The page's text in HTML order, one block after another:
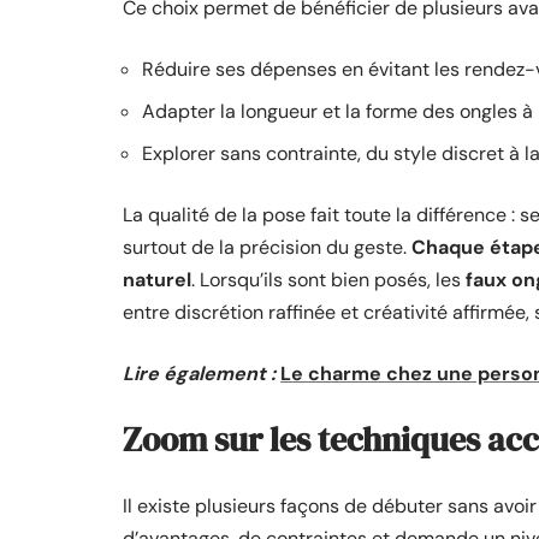
Ce choix permet de bénéficier de plusieurs
Réduire ses dépenses en évitant les
Adapter la longueur et la forme des ongles
Explorer sans contrainte, du style discret à
La qualité de la pose fait toute la différence :
surtout de la précision du geste.Chaque
naturel. Lorsqu’ils sont bien posés, lesfaux
entre discrétion raffinée et créativité affirmée,
Lire également : Le charme chez une
Zoom sur les techniques
Il existe plusieurs façons de débuter sans